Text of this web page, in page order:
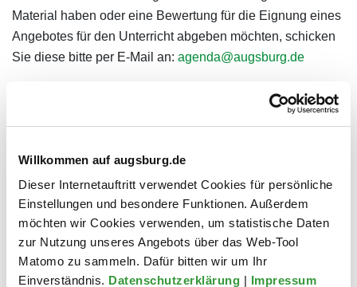
Willkommen auf augsburg.de
Dieser Internetauftritt verwendet Cookies für persönliche
Einstellungen und besondere Funktionen. Außerdem
möchten wir Cookies verwenden, um statistische Daten
zur Nutzung unseres Angebots über das Web-Tool
Matomo zu sammeln. Dafür bitten wir um Ihr
Einverständnis. Datenschutzerklärung | Impressum
Material haben oder eine Bewertung für die Eignung eines
Angebotes für den Unterricht abgeben möchten, schicken
Sie diese bitte per E-Mail an: agenda@augsburg.de